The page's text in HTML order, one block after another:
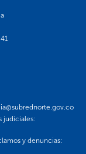
judiciales:
y denuncias: